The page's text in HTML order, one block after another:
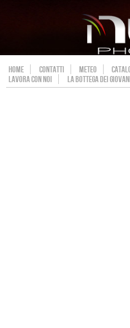
HOME CONTATTI METEO
LAVORA CON NOI
LA BOTTEGA DEI